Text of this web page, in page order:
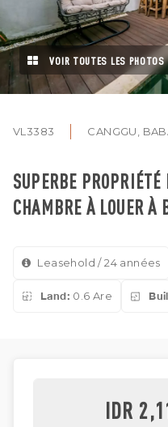
VOIR TOUTES LES PHOTOS
VL3383 CANGGU,
SUPERBE
CHAMBRE À LOUER À
Leasehold / 24 années
Land: 0.6 Are